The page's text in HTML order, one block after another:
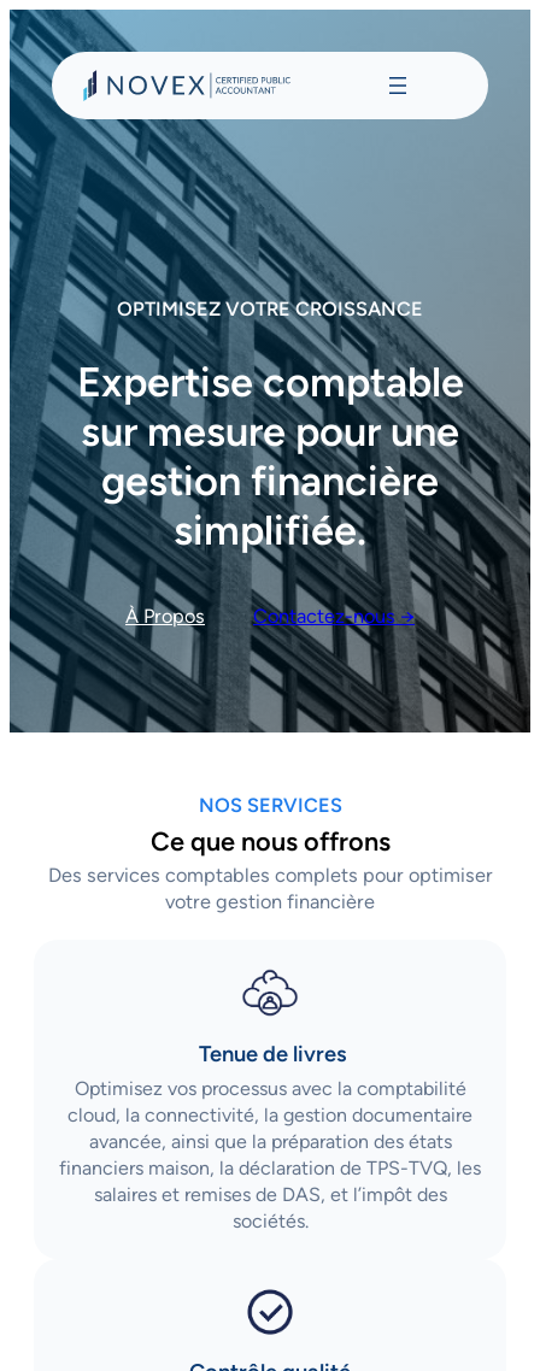
Aller
au
contenu
OPTIMISEZ VOTRE CROISSANCE
Expertise comptable
sur mesure pour une
gestion financière
simplifiée.
À Propos Contactez-nous →
NOS SERVICES
Ce que nous offrons
Des services comptables complets pour optimiser
votre gestion financière
Tenue de livres
Optimisez vos processus avec la comptabilité
cloud, la connectivité, la gestion documentaire
avancée, ainsi que la préparation des états
financiers maison, la déclaration de TPS-TVQ, les
salaires et remises de DAS, et l’impôt des
sociétés.